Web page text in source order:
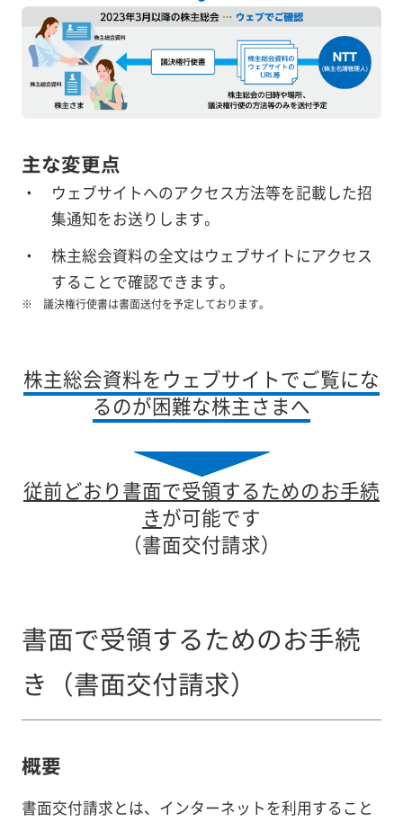
主な変更点
ウェブサイトへのアクセス方法等を記載した招
集通知をお送りします。
株主総会資料の全文はウェブサイトにアクセス
することで確認できます。
議決権行使書は書面送付を予定しております。
株主総会資料をウェブサイトでご覧にな
るのが困難な株主さまへ
従前どおり書面で受領するためのお手続
きが可能です
（書面交付請求）
書面で受領するためのお手続
き（書面交付請求）
概要
書面交付請求とは、インターネットを利用すること